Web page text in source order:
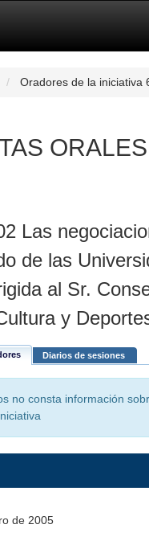
Oradores de la iniciativa
Las
de las
al Sr.
y
Diarios de sesiones
no consta información
de 2005